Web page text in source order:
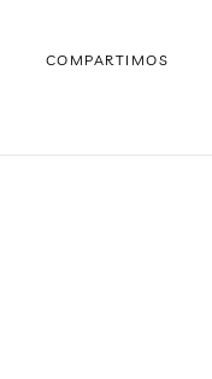
COMPARTIMOS